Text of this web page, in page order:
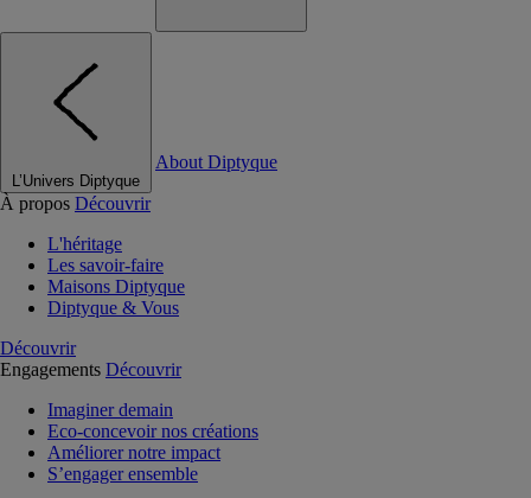
L’Univers Diptyque
About Diptyque
À propos Découvrir
L'héritage
Les savoir-faire
Maisons Diptyque
Diptyque & Vous
Découvrir
Engagements Découvrir
Imaginer demain
Eco-concevoir nos créations
Améliorer notre impact
S’engager ensemble